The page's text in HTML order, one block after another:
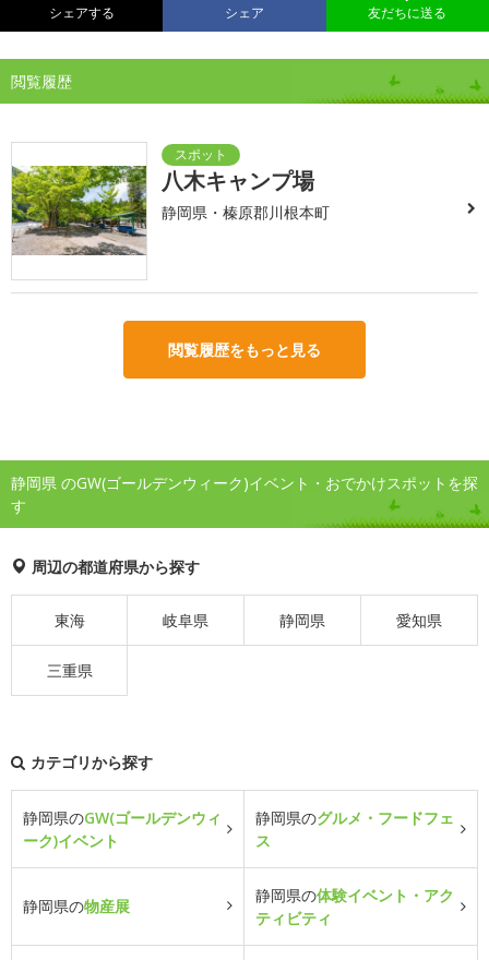
シェアする シェア 友だちに送る
閲覧履歴
八木キャンプ場
静岡県・榛原郡川根本町
閲覧履歴をもっと見る
静岡県 のGW(ゴールデンウィーク)イベント・おでかけスポットを探
す
周辺の都道府県から探す
東海 岐阜県 静岡県 愛知県
三重県
カテゴリから探す
静岡県のGW(ゴールデンウィ
ーク)イベント
静岡県のグルメ・フードフェ
ス
静岡県の物産展
静岡県の体験イベント・アク
ティビティ